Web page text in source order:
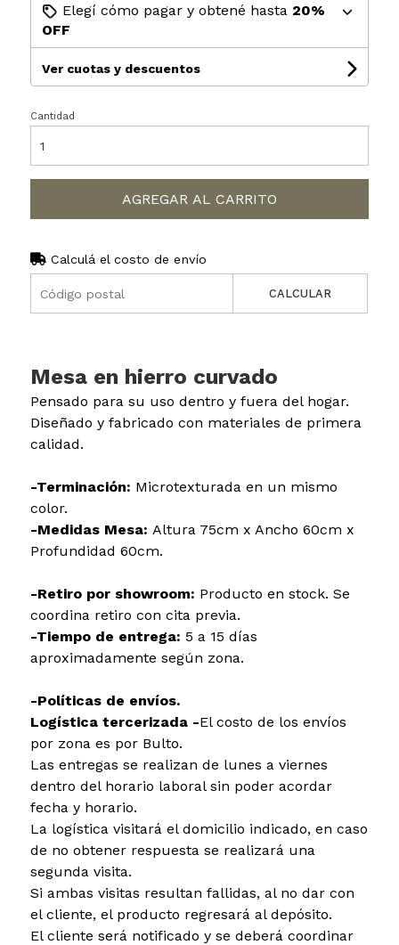
Elegí cómo pagar y obtené hasta 20%
OFF
Ver cuotas y descuentos
Cantidad
AGREGAR AL CARRITO
Calculá el costo de envío
CALCULAR
Mesa en hierro curvado
Pensado para su uso dentro y fuera del hogar.
Diseñado y fabricado con materiales de primera
calidad.
-Terminación: Microtexturada en un mismo
color.
-Medidas Mesa: Altura 75cm x Ancho 60cm x
Profundidad 60cm.
-Retiro por showroom: Producto en stock. Se
coordina retiro con cita previa.
-Tiempo de entrega: 5 a 15 días
aproximadamente según zona.
-Políticas de envíos.
Logística tercerizada -El costo de los envíos
por zona es por Bulto.
Las entregas se realizan de lunes a viernes
dentro del horario laboral sin poder acordar
fecha y horario.
La logística visitará el domicilio indicado, en caso
de no obtener respuesta se realizará una
segunda visita.
Si ambas visitas resultan fallidas, al no dar con
el cliente, el producto regresará al depósito.
El cliente será notificado y se deberá coordinar